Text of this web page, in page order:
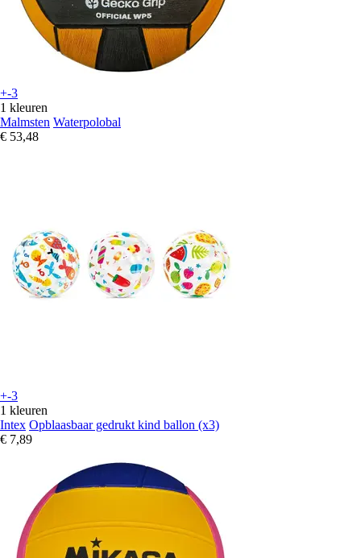
+-3
1 kleuren
Malmsten Waterpolobal
€ 53,48
+-3
1 kleuren
Intex Opblaasbaar gedrukt kind ballon (x3)
€ 7,89